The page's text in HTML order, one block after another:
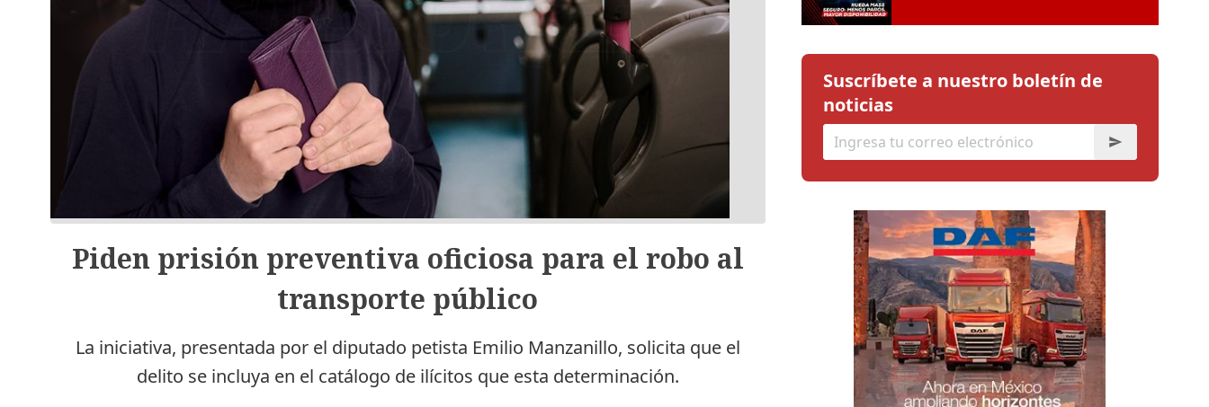
Piden prisión preventiva oficiosa para el robo al
transporte público
La iniciativa, presentada por el diputado petista Emilio Manzanillo, solicita que el
delito se incluya en el catálogo de ilícitos que esta determinación.
Suscríbete a nuestro boletín de
noticias